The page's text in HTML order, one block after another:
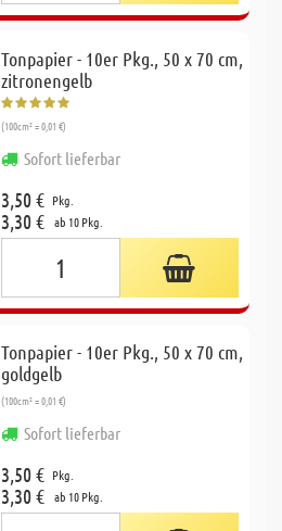
Tonpapier - 10er Pkg., 50 x 70 cm,
zitronengelb
(100cm² = 0,01 €)
Sofort lieferbar
3,50 € Pkg.
3,30 € ab 10 Pkg.
Tonpapier - 10er Pkg., 50 x 70 cm,
goldgelb
(100cm² = 0,01 €)
Sofort lieferbar
3,50 € Pkg.
3,30 € ab 10 Pkg.